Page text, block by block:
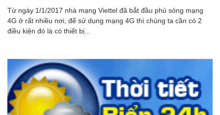
Từ ngày 1/1/2017 nhà mạng Viettel đã bắt đầu phủ sóng mạng
4G ở rất nhiều nơi, để sử dụng mạng 4G thì chúng ta cần có 2
điều kiện đó là có thiết bị...